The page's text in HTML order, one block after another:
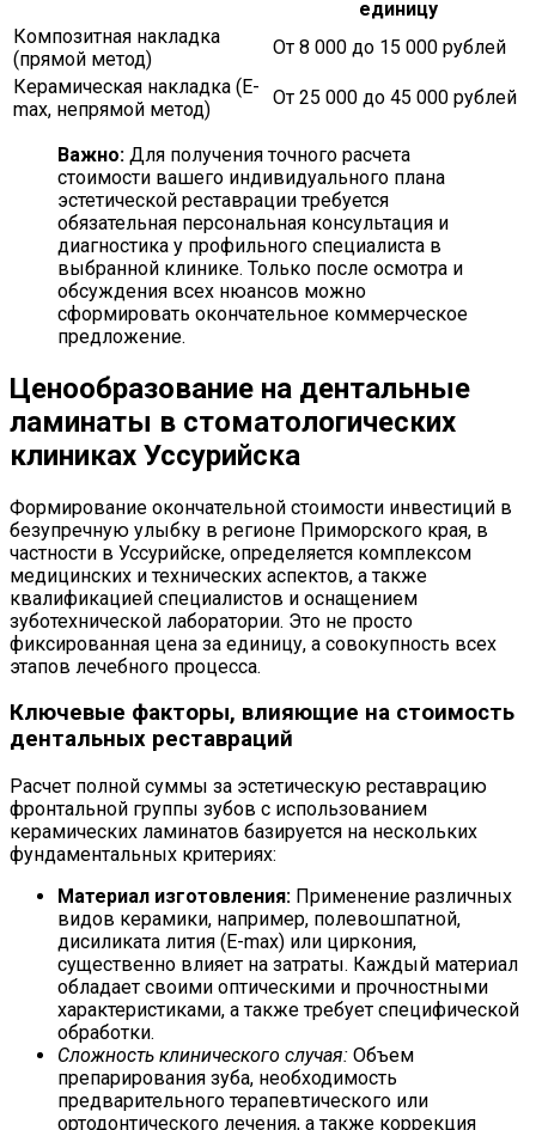
единицу
Композитная накладка
(прямой метод)
От 8 000 до 15 000 рублей
Керамическая накладка (E-
max, непрямой метод)
От 25 000 до 45 000 рублей
Важно: Для получения точного расчета
стоимости вашего индивидуального плана
эстетической реставрации требуется
обязательная персональная консультация и
диагностика у профильного специалиста в
выбранной клинике. Только после осмотра и
обсуждения всех нюансов можно
сформировать окончательное коммерческое
предложение.
Ценообразование на дентальные
ламинаты в стоматологических
клиниках Уссурийска
Формирование окончательной стоимости инвестиций в
безупречную улыбку в регионе Приморского края, в
частности в Уссурийске, определяется комплексом
медицинских и технических аспектов, а также
квалификацией специалистов и оснащением
зуботехнической лаборатории. Это не просто
фиксированная цена за единицу, а совокупность всех
этапов лечебного процесса.
Ключевые факторы, влияющие на стоимость
дентальных реставраций
Расчет полной суммы за эстетическую реставрацию
фронтальной группы зубов с использованием
керамических ламинатов базируется на нескольких
фундаментальных критериях:
Материал изготовления: Применение различных
видов керамики, например, полевошпатной,
дисиликата лития (E-max) или циркония,
существенно влияет на затраты. Каждый материал
обладает своими оптическими и прочностными
характеристиками, а также требует специфической
обработки.
Сложность клинического случая: Объем
препарирования зуба, необходимость
предварительного терапевтического или
ортодонтического лечения, а также коррекция